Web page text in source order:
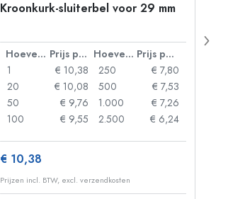
Kroonkurk-sluiterbel voor 29 mm
Hoeveelheid Prijs per eenheid Hoeveelheid
Prijs per eenheid
1
€ 10,38
20
€ 10,08
50
€ 9,76
100
€ 9,55
250
€ 7,80
500
€ 7,53
1.000
€ 7,26
2.500
€ 6,24
€ 10,38
Prijzen incl. BTW, excl. verzendkosten